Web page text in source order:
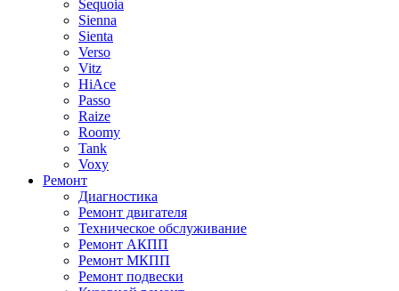
Sequoia
Sienna
Sienta
Verso
Vitz
HiAce
Passo
Raize
Roomy
Tank
Voxy
Ремонт
Диагностика
Ремонт двигателя
Техническое обслуживание
Ремонт АКПП
Ремонт МКПП
Ремонт подвески